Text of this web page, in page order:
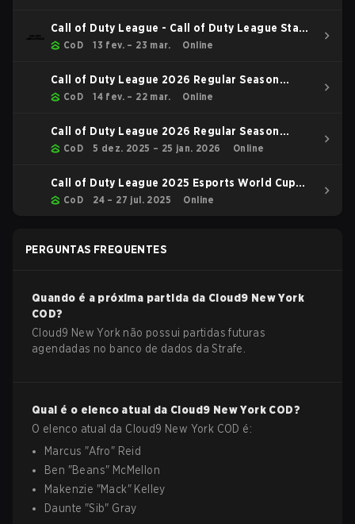
Call of Duty League - Call of Duty League Stage
2 Major Qualifiers
CoD 13 fev. – 23 mar. Online
Call of Duty League 2026 Regular Season
Stage 2 Qualifiers
CoD 14 fev. – 22 mar. Online
Call of Duty League 2026 Regular Season
Stage 1 Qualifiers
CoD 5 dez. 2025 – 25 jan. 2026 Online
Call of Duty League 2025 Esports World Cup
BO6CoD 24 – 27 jul. 2025 Online
PERGUNTAS FREQUENTES
Quando é a próxima partida da Cloud9 New York
COD?
Cloud9 New York não possui partidas futuras
agendadas no banco de dados da Strafe.
Qual é o elenco atual da Cloud9 New York COD?
O elenco atual da Cloud9 New York COD é:
Marcus "Afro" Reid
Ben "Beans" McMellon
Makenzie "Mack" Kelley
Daunte "Sib" Gray